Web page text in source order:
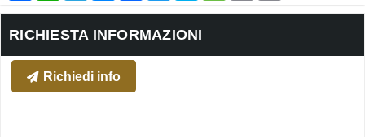
RICHIESTA INFORMAZIONI
Richiedi info